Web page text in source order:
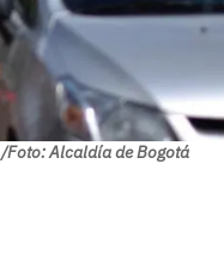
/Foto: Alcaldía de Bogotá